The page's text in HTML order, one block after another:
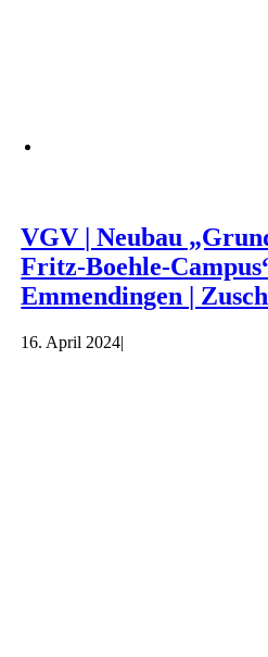
VGV | Neubau
Fritz-Boehle-
Emmendingen |
16. April 2024|